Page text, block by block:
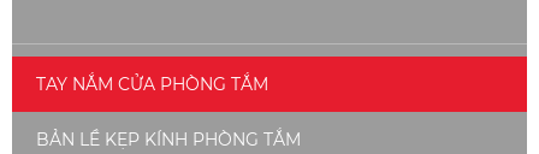
TAY NẮM CỬA PHÒNG TẮM
BẢN LỀ KẸP KÍNH PHÒNG TẮM